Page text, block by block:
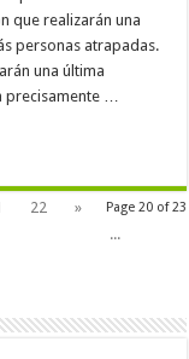
que realizarán una
personas atrapadas.
una última
precisamente …
Page 20 of 23
22
»
...